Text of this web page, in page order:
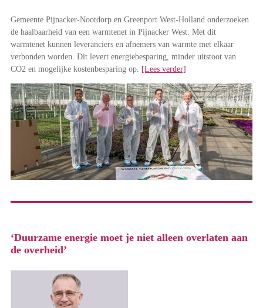
Gemeente Pijnacker-Nootdorp en Greenport West-Holland onderzoeken
de haalbaarheid van een warmtenet in Pijnacker West. Met dit
warmtenet kunnen leveranciers en afnemers van warmte met elkaar
verbonden worden. Dit levert energiebesparing, minder uitstoot van
CO2 en mogelijke kostenbesparing op. [Lees verder]
‘Duurzame energie moet je niet alleen overlaten aan
de overheid’